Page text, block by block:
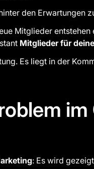
den Erwartungen
Mitglieder
Mitglieder für
Es liegt in der
: Es wird